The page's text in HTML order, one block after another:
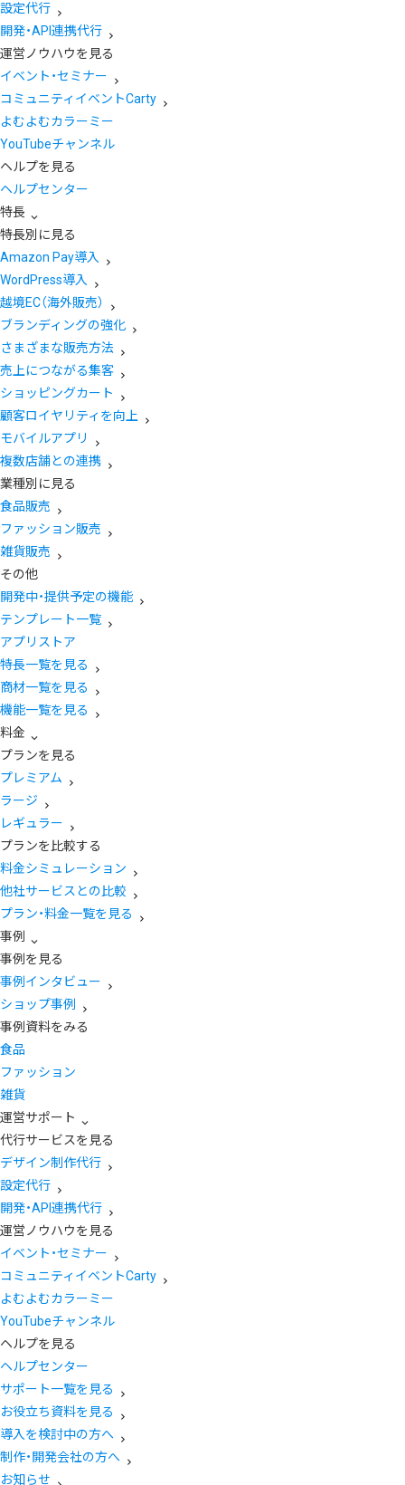
設定代行
開発・API連携代行
運営ノウハウを見る
イベント・セミナー
コミュニティイベントCarty
よむよむカラーミー
YouTubeチャンネル
ヘルプを見る
ヘルプセンター
特長
特長別に見る
Amazon Pay導入
WordPress導入
越境EC（海外販売）
ブランディングの強化
さまざまな販売方法
売上につながる集客
ショッピングカート
顧客ロイヤリティを向上
モバイルアプリ
複数店舗との連携
業種別に見る
食品販売
ファッション販売
雑貨販売
その他
開発中・提供予定の機能
テンプレート一覧
アプリストア
特長一覧を見る
商材一覧を見る
機能一覧を見る
料金
プランを見る
プレミアム
ラージ
レギュラー
プランを比較する
料金シミュレーション
他社サービスとの比較
プラン・料金一覧を見る
事例
事例を見る
事例インタビュー
ショップ事例
事例資料をみる
食品
ファッション
雑貨
運営サポート
代行サービスを見る
デザイン制作代行
設定代行
開発・API連携代行
運営ノウハウを見る
イベント・セミナー
コミュニティイベントCarty
よむよむカラーミー
YouTubeチャンネル
ヘルプを見る
ヘルプセンター
サポート一覧を見る
お役立ち資料を見る
導入を検討中の方へ
制作・開発会社の方へ
お知らせ